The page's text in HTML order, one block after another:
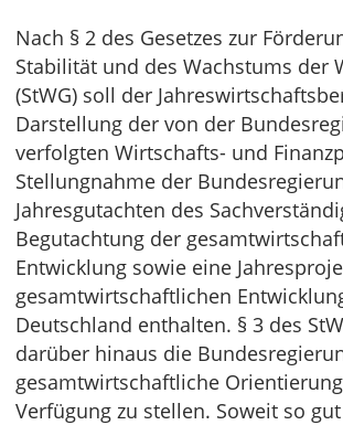
Nach § 2 des Gesetzes zur
Stabilität und des Wachstums der
(StWG) soll der
Darstellung der von der
verfolgten Wirtschafts- und
Stellungnahme der
Jahresgutachten des
Begutachtung der
Entwicklung sowie eine
gesamtwirtschaftlichen
Deutschland enthalten. § 3 des
darüber hinaus die
gesamtwirtschaftliche
Verfügung zu stellen. Soweit so